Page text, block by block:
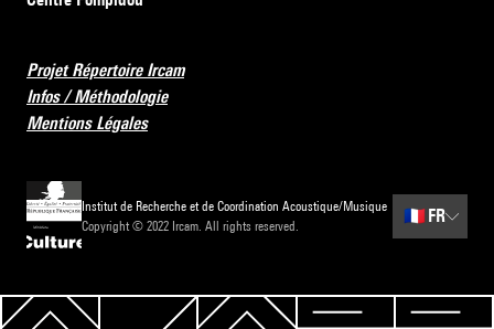
Projet Répertoire Ircam
Infos / Méthodologie
Mentions Légales
Institut de Recherche et de Coordination Acoustique/Musique
Copyright © 2022 Ircam. All rights reserved.
🇫🇷 FR